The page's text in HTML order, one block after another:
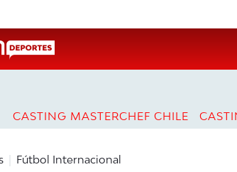
CASTING MASTERCHEF CHILE
Fútbol Internacional